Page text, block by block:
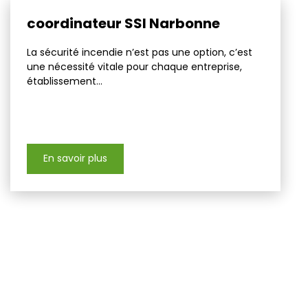
coordinateur SSI Narbonne
La sécurité incendie n’est pas une option, c’est
une nécessité vitale pour chaque entreprise,
établissement...
En savoir plus